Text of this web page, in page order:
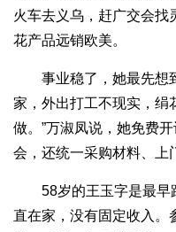
火车去义乌，赶广交会找
花产品远销欧美。
事业稳了，她最先想到
家，外出打工不现实，绢
做。”万淑凤说，她免费
会，还统一采购材料、上
58岁的王玉字是最早
直在家，没有固定收入。